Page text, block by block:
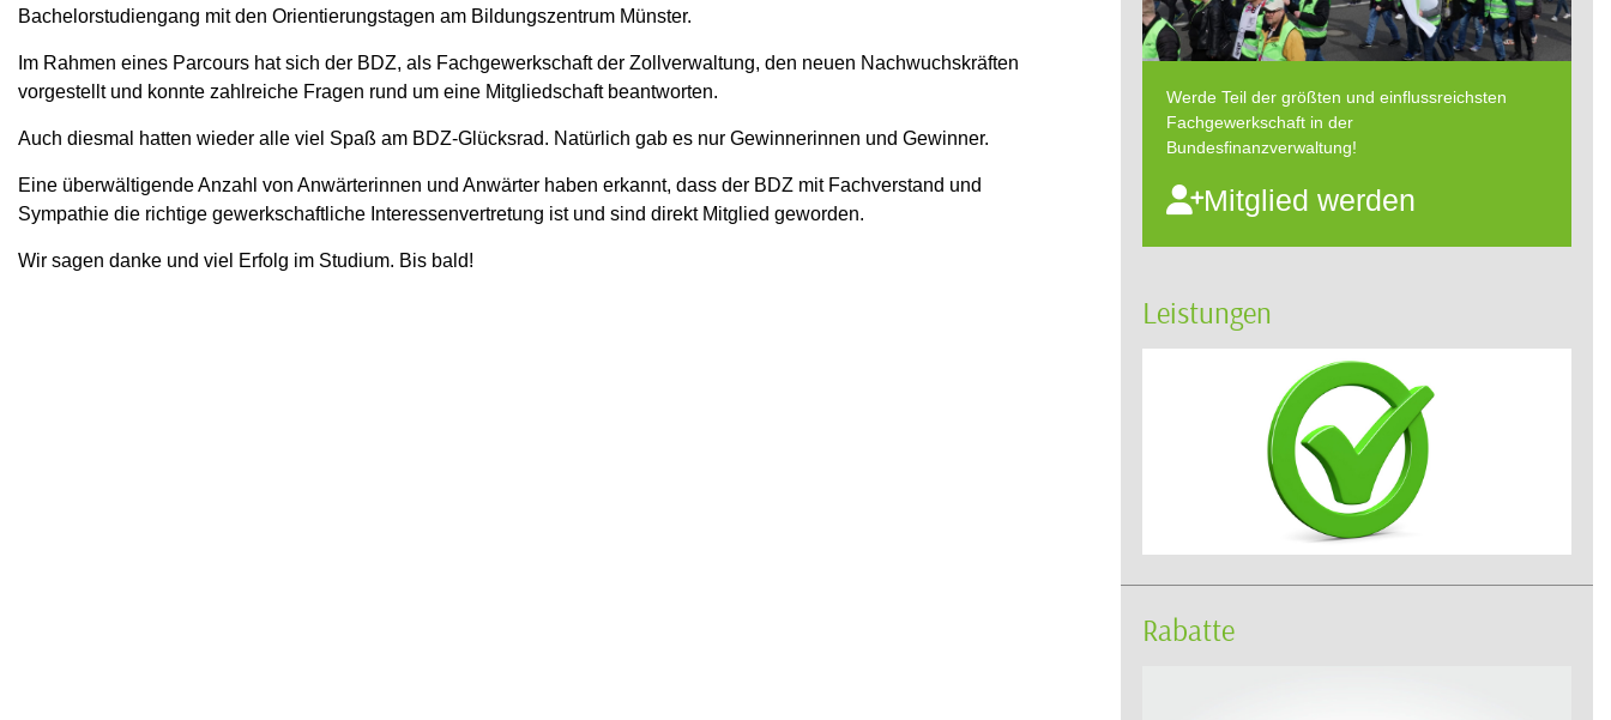
Bachelorstudiengang mit den Orientierungstagen am Bildungszentrum Münster.
Im Rahmen eines Parcours hat sich der BDZ, als Fachgewerkschaft der Zollverwaltung, den neuen Nachwuchskräften
vorgestellt und konnte zahlreiche Fragen rund um eine Mitgliedschaft beantworten.
Auch diesmal hatten wieder alle viel Spaß am BDZ-Glücksrad. Natürlich gab es nur Gewinnerinnen und Gewinner.
Eine überwältigende Anzahl von Anwärterinnen und Anwärter haben erkannt, dass der BDZ mit Fachverstand und
Sympathie die richtige gewerkschaftliche Interessenvertretung ist und sind direkt Mitglied geworden.
Wir sagen danke und viel Erfolg im Studium. Bis bald!
Werde Teil der größten und einflussreichsten
Fachgewerkschaft in der
Bundesfinanzverwaltung!
Mitglied werden
Leistungen
Rabatte